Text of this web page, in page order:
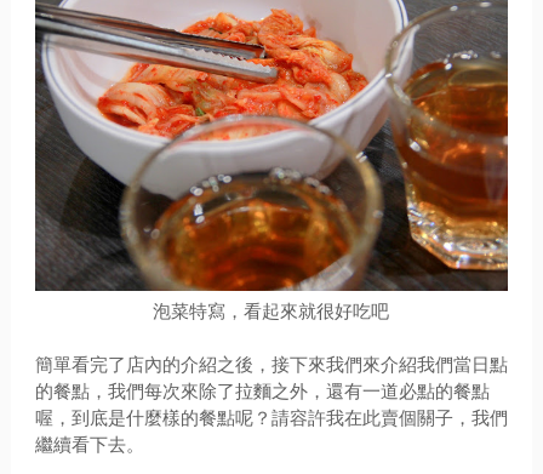
泡菜特寫，看起來就很好吃吧
簡單看完了店內的介紹之後，接下來我們來介紹我們當日點
的餐點，我們每次來除了拉麵之外，還有一道必點的餐點
喔，到底是什麼樣的餐點呢？請容許我在此賣個關子，我們
繼續看下去。